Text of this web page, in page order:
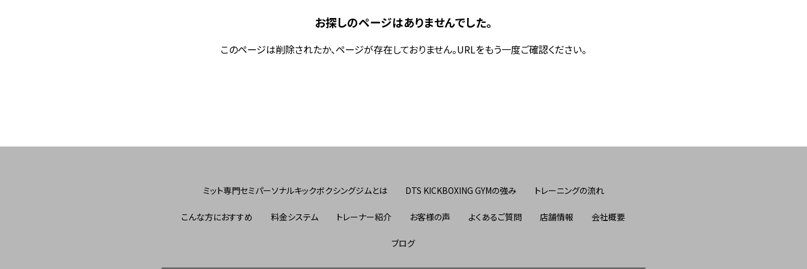
お探しのページはありませんでした。
このページは削除されたか、ページが存在しておりません。URLをもう一度ご確認ください。
ミット専門セミパーソナルキックボクシングジムとは DTS KICKBOXING GYMの強み トレーニングの流れ
こんな方におすすめ 料金システム トレーナー紹介 お客様の声 よくあるご質問 店舗情報 会社概要
ブログ